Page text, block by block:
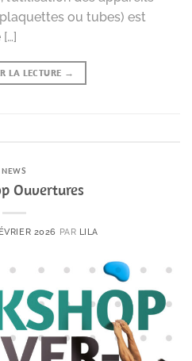
ou tubes) est
LA LECTURE →
NEWS
Ouvertures
2026 PAR LILA